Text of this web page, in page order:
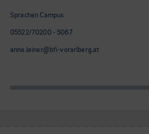
Sprachen Campus
05522/70200 - 5067
anna.leiner@bfi-vorarlberg.at